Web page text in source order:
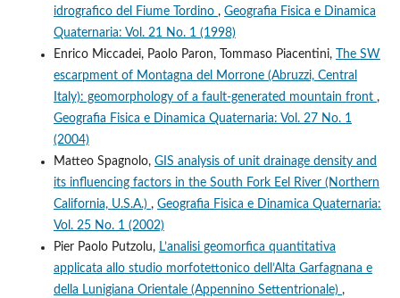
idrografico del Fiume Tordino , Geografia Fisica e Dinamica
Quaternaria: Vol. 21 No. 1 (1998)
Enrico Miccadei, Paolo Paron, Tommaso Piacentini,
The SW
escarpment of Montagna del Morrone (Abruzzi, Central
Italy): geomorphology of a fault-generated mountain front ,
Geografia Fisica e Dinamica Quaternaria: Vol. 27 No. 1
(2004)
Matteo Spagnolo, GIS analysis of unit drainage density and
its influencing factors in the South Fork Eel River (Northern
California, U.S.A.) , Geografia Fisica e Dinamica Quaternaria:
Vol. 25 No. 1 (2002)
Pier Paolo Putzolu, L’analisi geomorfica quantitativa
applicata allo studio morfotettonico dell’Alta Garfagnana e
della Lunigiana Orientale (Appennino Settentrionale) ,